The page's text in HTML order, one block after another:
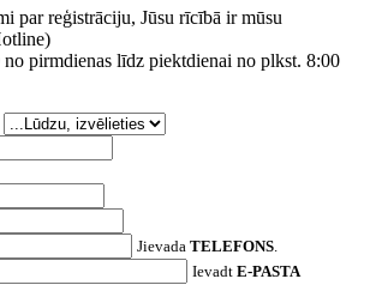
par reģistrāciju, Jūsu rīcībā ir mūsu
no pirmdienas līdz piektdienai no plkst. 8:00
Jievada TELEFONS.
Ievadt E-PASTA